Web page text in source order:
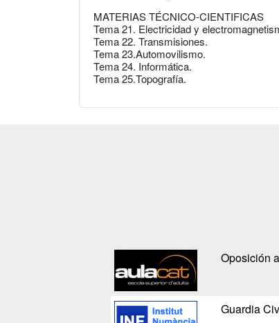
MATERIAS TÉCNICO-CIENTIFICAS
Tema 21. Electricidad y
Tema 22. Transmisiones.
Tema 23.Automovilismo.
Tema 24. Informática.
Tema 25.Topografía.
Oposición
Guardia